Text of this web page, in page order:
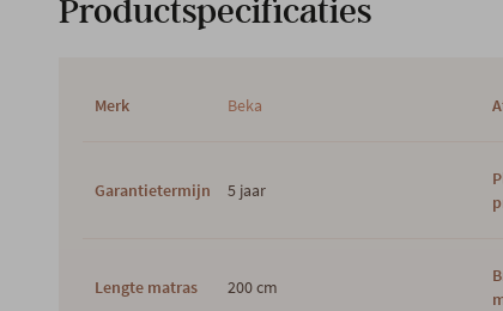
Productspecificaties
Merk Beka
Garantietermijn 5 jaar
Lengte matras 200 cm